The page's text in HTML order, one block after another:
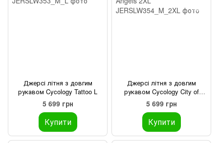
Джерсі літня з довгим
рукавом Cycology Tattoo L
5 699 грн
Купити
Джерсі літня з довгим
рукавом Cycology City of
Angels 2XL
5 699 грн
Купити